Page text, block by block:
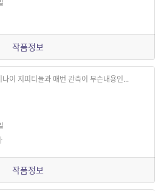
작품정보
이 지피티들과 매번 관측이 무슨내용인...
작품정보